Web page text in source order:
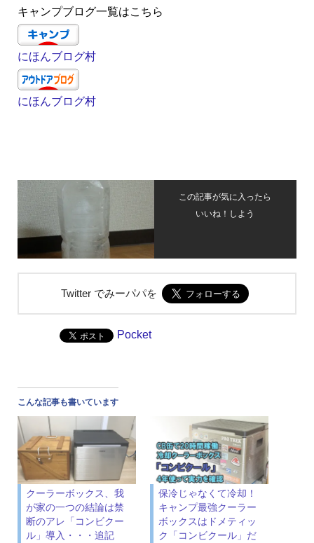
キャンプブログ一覧はこちら
にほんブログ村
にほんブログ村
この記事が気に入ったら
いいね！しよう
Twitter でみーパパを
Pocket
こんな記事も書いています
クーラーボックス、我
が家の一つの結論は禁
断のアレ「コンビクー
ル」導入・・・追記
保冷じゃなくて冷却！
キャンプ最強クーラー
ボックスはドメティッ
ク「コンビクール」だ